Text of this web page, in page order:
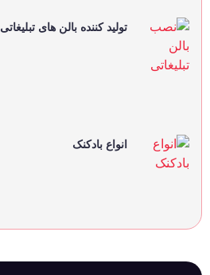
تولید کننده بالن های تبلیغاتی
انواع بادکنک